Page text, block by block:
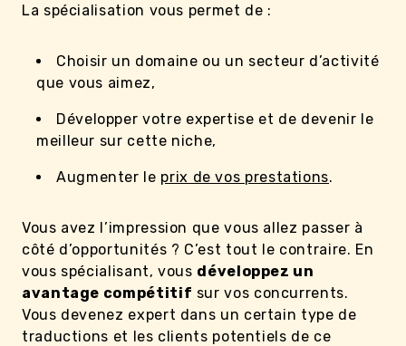
La spécialisation vous permet de :
Choisir un domaine ou un secteur d’activité
que vous aimez,
Développer votre expertise et de devenir le
meilleur sur cette niche,
Augmenter le prix de vos prestations.
Vous avez l’impression que vous allez passer à
côté d’opportunités ? C’est tout le contraire. En
vous spécialisant, vous développez un
avantage compétitif sur vos concurrents.
Vous devenez expert dans un certain type de
traductions et les clients potentiels de ce